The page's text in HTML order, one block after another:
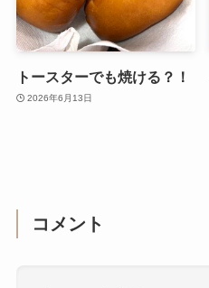
トースターでも焼ける？！
2026年6月13日
コメント